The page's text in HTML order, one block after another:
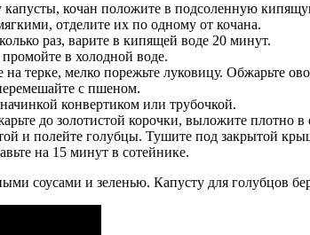
кочан положите в подсоленную
отделите их по одному от кочана.
раз, варите в кипящей воде 20 минут.
в холодной воде.
на терке, мелко порежьте луковицу. Обжарьте
с пшеном.
конвертиком или трубочкой.
до золотистой корочки, выложите плотно в
и полейте голубцы. Тушите под закрытой
на 15 минут в сотейнике.
соусами и зеленью. Капусту для голубцов